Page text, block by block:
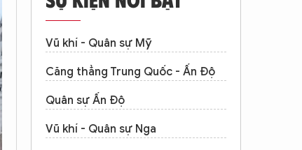
Vũ khí - Quân sự Mỹ
Căng thẳng Trung Quốc - Ấn Độ
Quân sự Ấn Độ
Vũ khí - Quân sự Nga